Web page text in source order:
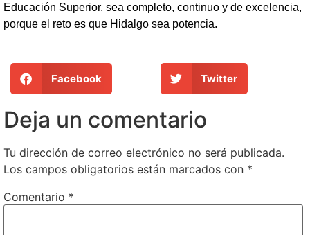
Educación Superior, sea completo, continuo y de excelencia,
porque el reto es que Hidalgo sea potencia.
Facebook Twitter
Deja un comentario
Tu dirección de correo electrónico no será publicada.
Los campos obligatorios están marcados con *
Comentario *